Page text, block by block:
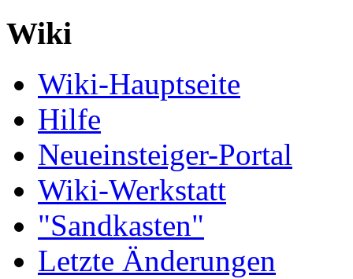
Wiki
Wiki-Hauptseite
Hilfe
Neueinsteiger-Portal
Wiki-Werkstatt
"Sandkasten"
Letzte Änderungen